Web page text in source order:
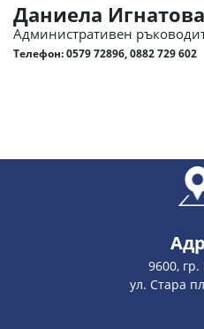
Даниела Игнатова
Административен
Телефон:0579 72896, 0882 729 602
9600,
ул. Стара